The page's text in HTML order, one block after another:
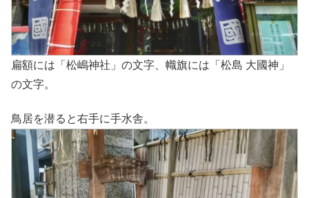
扁額には「松嶋神社」の文字、幟旗には「松島 大國神」
の文字。
鳥居を潜ると右手に手水舎。